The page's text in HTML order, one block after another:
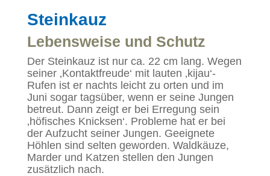
Steinkauz
Lebensweise und Schutz
Der Steinkauz ist nur ca. 22 cm lang. Wegen
seiner ‚Kontaktfreude‘ mit lauten ‚kijau‘-
Rufen ist er nachts leicht zu orten und im
Juni sogar tagsüber, wenn er seine Jungen
betreut. Dann zeigt er bei Erregung sein
‚höfisches Knicksen‘. Probleme hat er bei
der Aufzucht seiner Jungen. Geeignete
Höhlen sind selten geworden. Waldkäuze,
Marder und Katzen stellen den Jungen
zusätzlich nach.